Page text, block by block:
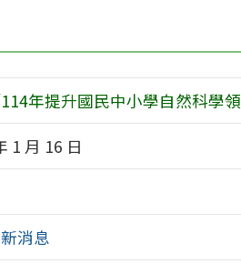
年提升國民中小學自然科學
1 月 16 日
消息